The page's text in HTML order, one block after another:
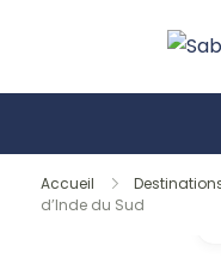
Accueil
d’Inde du Sud